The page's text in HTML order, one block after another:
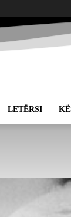
LETËRSI